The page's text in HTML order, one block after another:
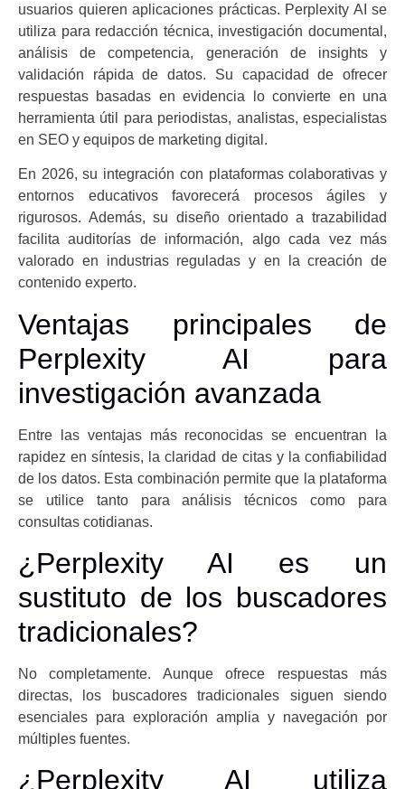
usuarios quieren aplicaciones prácticas. Perplexity AI se
utiliza para redacción técnica, investigación documental,
análisis de competencia, generación de insights y
validación rápida de datos. Su capacidad de ofrecer
respuestas basadas en evidencia lo convierte en una
herramienta útil para periodistas, analistas, especialistas
en SEO y equipos de marketing digital.
En 2026, su integración con plataformas colaborativas y
entornos educativos favorecerá procesos ágiles y
rigurosos. Además, su diseño orientado a trazabilidad
facilita auditorías de información, algo cada vez más
valorado en industrias reguladas y en la creación de
contenido experto.
Ventajas principales de
Perplexity AI para
investigación avanzada
Entre las ventajas más reconocidas se encuentran la
rapidez en síntesis, la claridad de citas y la confiabilidad
de los datos. Esta combinación permite que la plataforma
se utilice tanto para análisis técnicos como para
consultas cotidianas.
¿Perplexity AI es un
sustituto de los buscadores
tradicionales?
No completamente. Aunque ofrece respuestas más
directas, los buscadores tradicionales siguen siendo
esenciales para exploración amplia y navegación por
múltiples fuentes.
¿Perplexity AI utiliza